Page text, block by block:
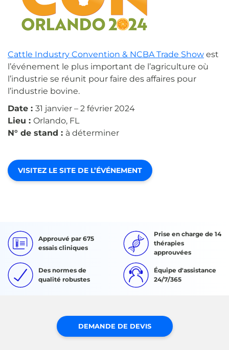
Cattle Industry Convention & NCBA Trade Show est
l’événement le plus important de l’agriculture où
l’industrie se réunit pour faire des affaires pour
l’industrie bovine.
Date : 31 janvier – 2 février 2024
Lieu : Orlando, FL
N° de stand : à déterminer
VISITEZ LE SITE DE L’ÉVÉNEMENT
Approuvé par 675
essais cliniques
Prise en charge de 14
thérapies
approuvées
Des normes de
qualité robustes
Équipe d'assistance
24/7/365
DEMANDE DE DEVIS